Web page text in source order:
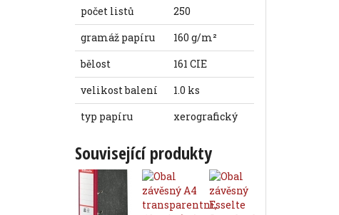
počet listů
250
gramáž papíru
160 g/m²
bělost
161 CIE
velikost balení
1.0 ks
typ papíru
xerografický
Související produkty